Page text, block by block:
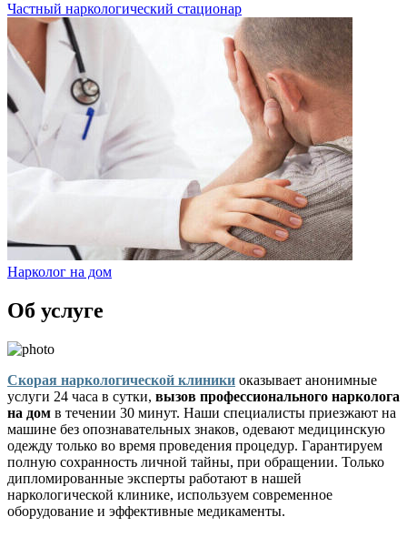
Частный наркологический стационар
Нарколог на дом
Об услуге
Скорая наркологической клиники оказывает анонимные
услуги 24 часа в сутки, вызов профессионального нарколога
на дом в течении 30 минут. Наши специалисты приезжают на
машине без опознавательных знаков, одевают медицинскую
одежду только во время проведения процедур. Гарантируем
полную сохранность личной тайны, при обращении. Только
дипломированные эксперты работают в нашей
наркологической клинике, используем современное
оборудование и эффективные медикаменты.